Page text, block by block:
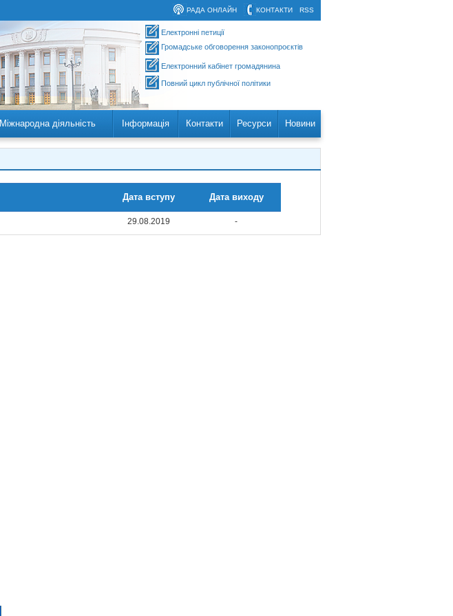
RSS
КОНТАКТИ
РАДА ОНЛАЙН
Електронні петиції
Громадське обговорення законопроєктів
Електронний кабінет громадянина
Повний цикл публічної політики
Міжнародна діяльність Інформація Контакти Ресурси Новини
Дата вступу Дата виходу
29.08.2019 -